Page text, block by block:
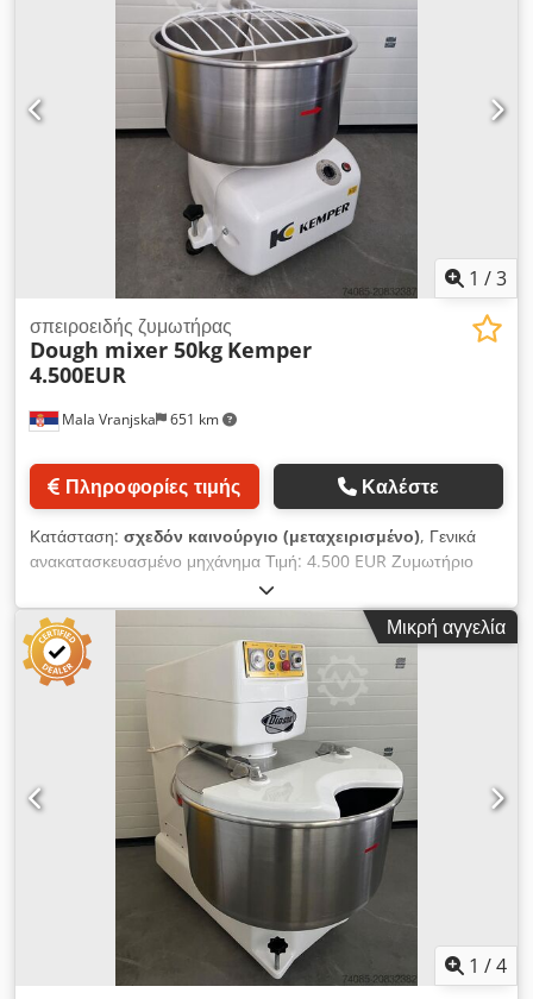
1 /3
Mala Vranjska 651 km
σπειροειδής ζυμωτήρας
Dough mixer 50kg Kemper
4.500EUR
Πληροφορίες τιμής Καλέστε
Κατάσταση: σχεδόν καινούργιο (μεταχειρισμένο), Γενικά
ανακατασκευασμένο μηχάνημα Τιμή: 4.500 EUR Ζυμωτήριο
ζύμης Με αναδευτήρα τύπου κουπί Kemper Η μηχανή διαθέτει
2 ταχύτητες Λεκάνη και αναμικτήρας από ανοξείδωτο ατσάλι
Dsdex N Efdjpfx Aqisck Κινητή μονάδα με ρόδες Αυτόματος
χρονοδιακόπτης Χωρητικότητα: 50 κιλά αλεύρι Τάση: 400V /
50Hz
Μικρή αγγελία
1 /4